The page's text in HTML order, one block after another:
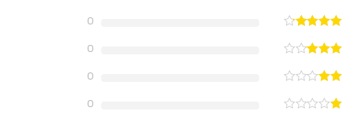
0
0
0
0